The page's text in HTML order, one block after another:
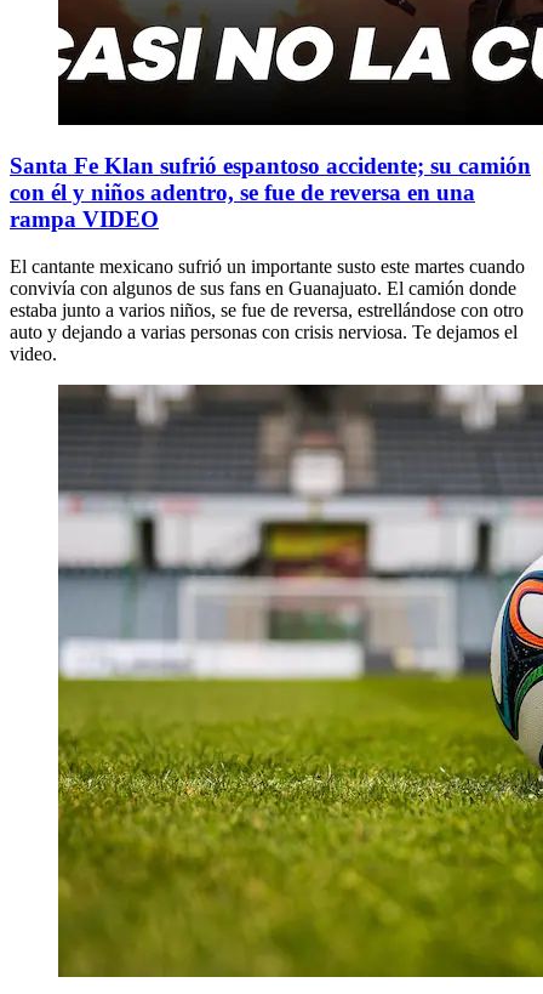
Santa Fe Klan sufrió espantoso accidente; su camión
con él y niños adentro, se fue de reversa en una
rampa VIDEO
El cantante mexicano sufrió un importante susto este martes cuando
convivía con algunos de sus fans en Guanajuato. El camión donde
estaba junto a varios niños, se fue de reversa, estrellándose con otro
auto y dejando a varias personas con crisis nerviosa. Te dejamos el
video.